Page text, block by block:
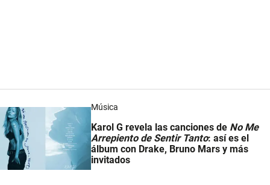
Música
Karol G revela las canciones de No Me
Arrepiento de Sentir Tanto: así es el
álbum con Drake, Bruno Mars y más
invitados